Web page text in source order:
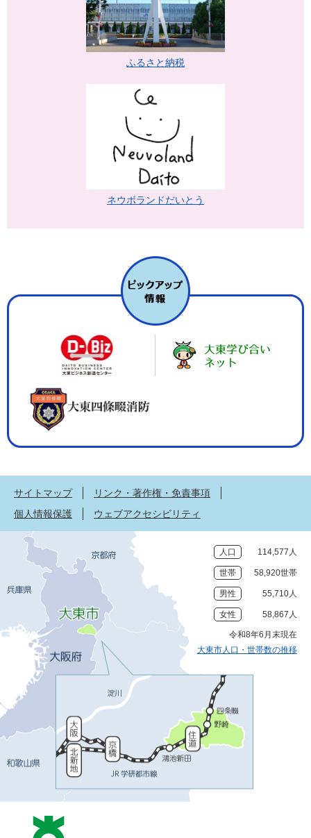
ふるさと納税
ネウボランドだいとう
サイトマップ
リンク・著作権・免責事項
個人情報保護
ウェブアクセシビリティ
人口 114,577人
世帯 58,920世帯
男性 55,710人
女性 58,867人
令和8年6月末現在
大東市人口・世帯数の推移